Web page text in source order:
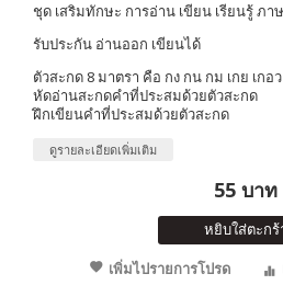
ชุด เสริมทักษะ การอ่าน เขียน เรียนรู้ ภา
รับประกัน อ่านออก เขียนได้
ตัวสะกด 8 มาตรา คือ กง กน กม เกย เกอ
หัดอ่านสะกดคำที่ประสมด้วยตัวสะกด
ฝึกเขียนคำที่ประสมด้วยตัวสะกด
ดูรายละเอียดเพิ่มเติม
55 บาท
หยิบใส่ตะกร้
เพิ่มไปรายการโปรด